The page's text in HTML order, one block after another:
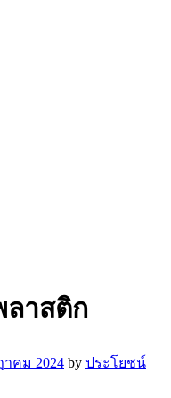
าสติก
าคม 2024 by ประโยชน์